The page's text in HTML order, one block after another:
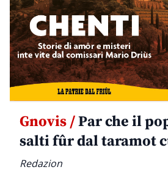
Gnovis /Par che il
salti fûr dal taramot
Redazion